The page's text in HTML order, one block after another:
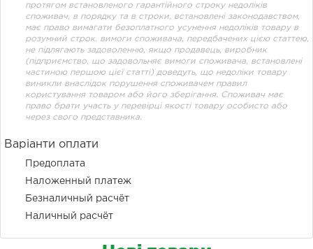
протягом встановленого гарантійного строку недоліків
споживач, в порядку та в строки, встановлені законодавством,
має право вимагати безоплатного усунення недоліків товару в
розумний строк. вимоги споживача, передбачених цією статтею,
не підлягають задоволенню, якщо продавець, виробник
(підприємство, що задовольняє вимоги споживача, встановлені
частиною першою цієї статті) доведуть, що недоліки товару
виникли внаслідок порушення споживачем правил
користування товаром або його зберігання. Споживач має
право брати участь у перевірці якості товару особисто або
через свого представника.
Варіанти оплати
Предоплата
Наложенный платеж
Безналичный расчёт
Наличный расчёт